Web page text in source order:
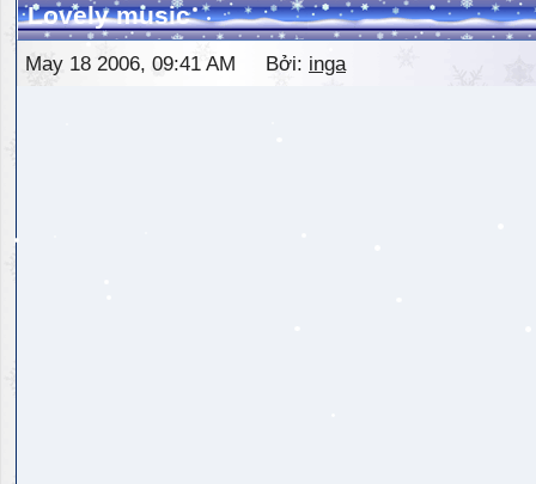
Lovely music
May 18 2006, 09:41 AM Bởi: inga